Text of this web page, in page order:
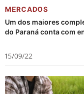
MERCADOS
Um dos maiores
do Paraná conta com
15/09/22